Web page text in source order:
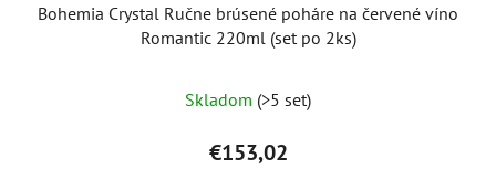
Bohemia Crystal Ručne brúsené poháre na červené víno
Romantic 220ml (set po 2ks)
Skladom (>5 set)
€153,02